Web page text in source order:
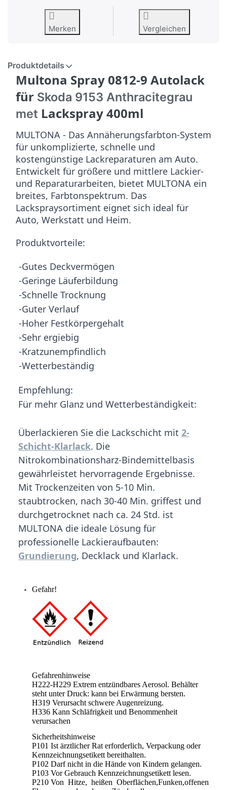
Merken Vergleichen
Produktdetails
Multona Spray 0812-9 Autolack
für Skoda 9153 Anthracitegrau
met Lackspray 400ml
MULTONA - Das Annäherungsfarbton-System
für unkomplizierte, schnelle und
kostengünstige Lackreparaturen am Auto.
Entwickelt für größere und mittlere Lackier-
und Reparaturarbeiten, bietet MULTONA ein
breites, Farbtonspektrum. Das
Lackspraysortiment eignet sich ideal für
Auto, Werkstatt und Heim.
Produktvorteile:
-Gutes Deckvermögen
-Geringe Läuferbildung
-Schnelle Trocknung
-Guter Verlauf
-Hoher Festkörpergehalt
-Sehr ergiebig
-Kratzunempfindlich
-Wetterbeständig
Empfehlung:
Für mehr Glanz und Wetterbeständigkeit:
Überlackieren Sie die Lackschicht mit 2-
Schicht-Klarlack. Die
Nitrokombinationsharz-Bindemittelbasis
gewährleistet hervorragende Ergebnisse.
Mit Trockenzeiten von 5-10 Min.
staubtrocken, nach 30-40 Min. griffest und
durchgetrocknet nach ca. 24 Std. ist
MULTONA die ideale Lösung für
professionelle Lackieraufbauten:
Grundierung, Decklack und Klarlack.
Gefahr!
Gefahrenhinweise
H222-H229 Extrem entzündbares Aerosol. Behälter
steht unter Druck: kann bei Erwärmung bersten.
H319 Verursacht schwere Augenreizung.
H336 Kann Schläfrigkeit und Benommenheit
verursachen
Sicherheitshinweise
P101 Ist ärztlicher Rat erforderlich, Verpackung oder
Kennzeichnungsetikett bereithalten.
P102 Darf nicht in die Hände von Kindern gelangen.
P103 Vor Gebrauch Kennzeichnungsetikett lesen.
P210 Von Hitze, heißen Oberflächen,Funken,offenen